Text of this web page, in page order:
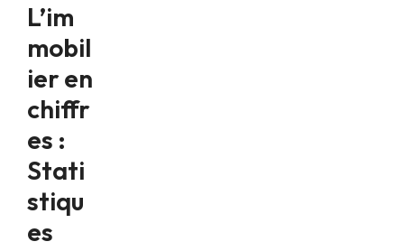
L’im
mobil
ier en
chiffr
es :
Stati
stiqu
es